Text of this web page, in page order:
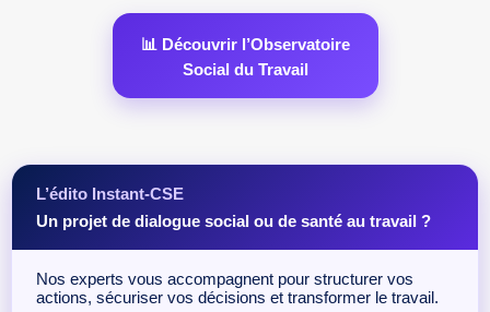
📊 Découvrir l’Observatoire
Social du Travail
L’édito Instant-CSE
Un projet de dialogue social ou de santé au travail ?
Nos experts vous accompagnent pour structurer vos
actions, sécuriser vos décisions et transformer le travail.